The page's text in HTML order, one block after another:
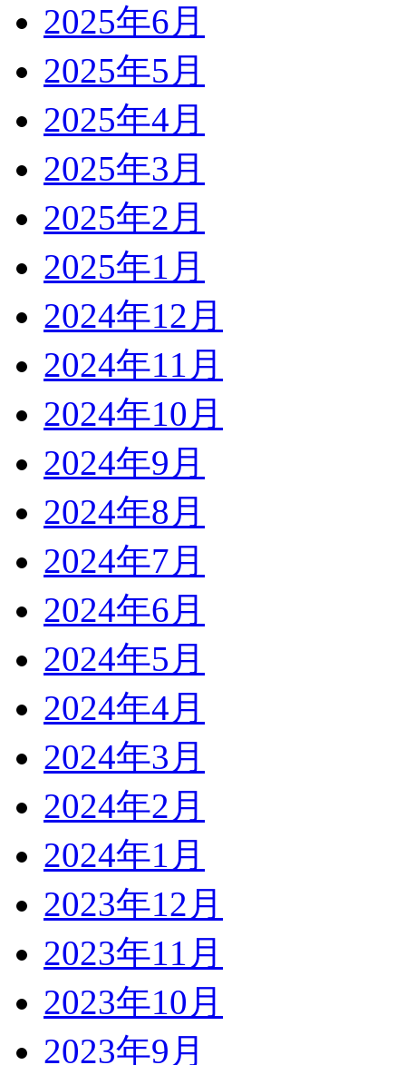
2025年6月
2025年5月
2025年4月
2025年3月
2025年2月
2025年1月
2024年12月
2024年11月
2024年10月
2024年9月
2024年8月
2024年7月
2024年6月
2024年5月
2024年4月
2024年3月
2024年2月
2024年1月
2023年12月
2023年11月
2023年10月
2023年9月